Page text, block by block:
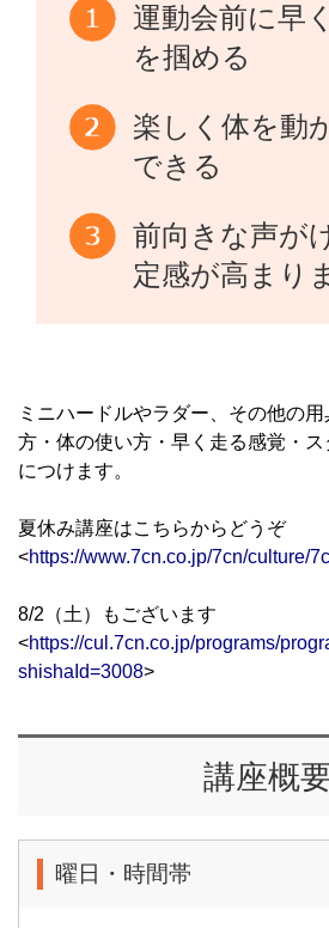
運動会前に早
を掴める
楽しく体を動
できる
前向きな声が
定感が高まり
ミニハードルやラダー、その他の
方・体の使い方・早く走る感覚・
につけます。
夏休み講座はこちらからどうぞ
<https://www.7cn.co.jp/7cn/culture/
8/2（土）もございます
<https://cul.7cn.co.jp/programs/
shishaId=3008>
講座概
曜日・時間帯